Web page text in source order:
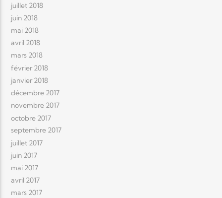
juillet 2018
juin 2018
mai 2018
avril 2018
mars 2018
février 2018
janvier 2018
décembre 2017
novembre 2017
octobre 2017
septembre 2017
juillet 2017
juin 2017
mai 2017
avril 2017
mars 2017